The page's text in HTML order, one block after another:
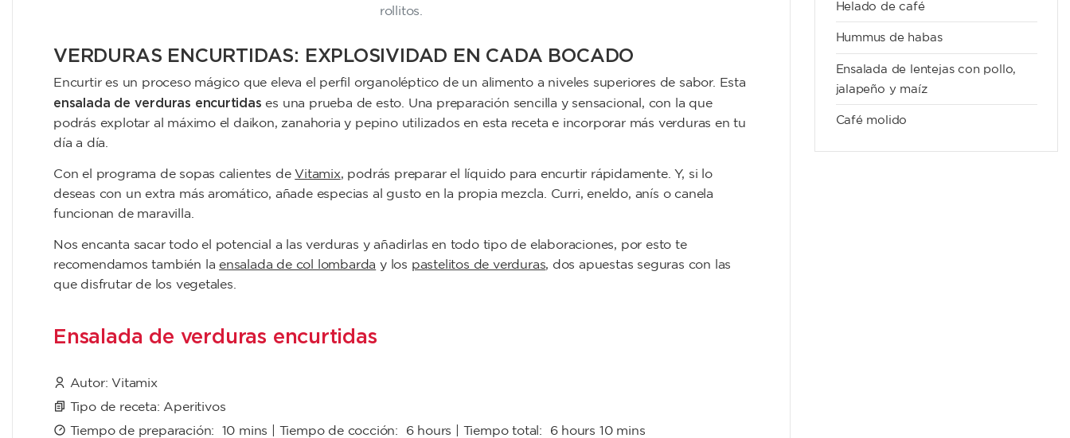
rollitos.
VERDURAS ENCURTIDAS: EXPLOSIVIDAD EN CADA BOCADO
Encurtir es un proceso mágico que eleva el perfil organoléptico de un alimento a niveles superiores de sabor. Esta
ensalada de verduras encurtidas es una prueba de esto. Una preparación sencilla y sensacional, con la que
podrás explotar al máximo el daikon, zanahoria y pepino utilizados en esta receta e incorporar más verduras en tu
día a día.
Con el programa de sopas calientes de Vitamix, podrás preparar el líquido para encurtir rápidamente. Y, si lo
deseas con un extra más aromático, añade especias al gusto en la propia mezcla. Curri, eneldo, anís o canela
funcionan de maravilla.
Nos encanta sacar todo el potencial a las verduras y añadirlas en todo tipo de elaboraciones, por esto te
recomendamos también la ensalada de col lombarda y los pastelitos de verduras, dos apuestas seguras con las
que disfrutar de los vegetales.
Ensalada de verduras encurtidas
Autor:Vitamix
Tipo de receta: Aperitivos
Tiempo de preparación: 10 mins | Tiempo de cocción: 6 hours | Tiempo total: 6 hours 10 mins
Helado de café
Hummus de habas
Ensalada de lentejas con pollo,
jalapeño y maíz
Café molido